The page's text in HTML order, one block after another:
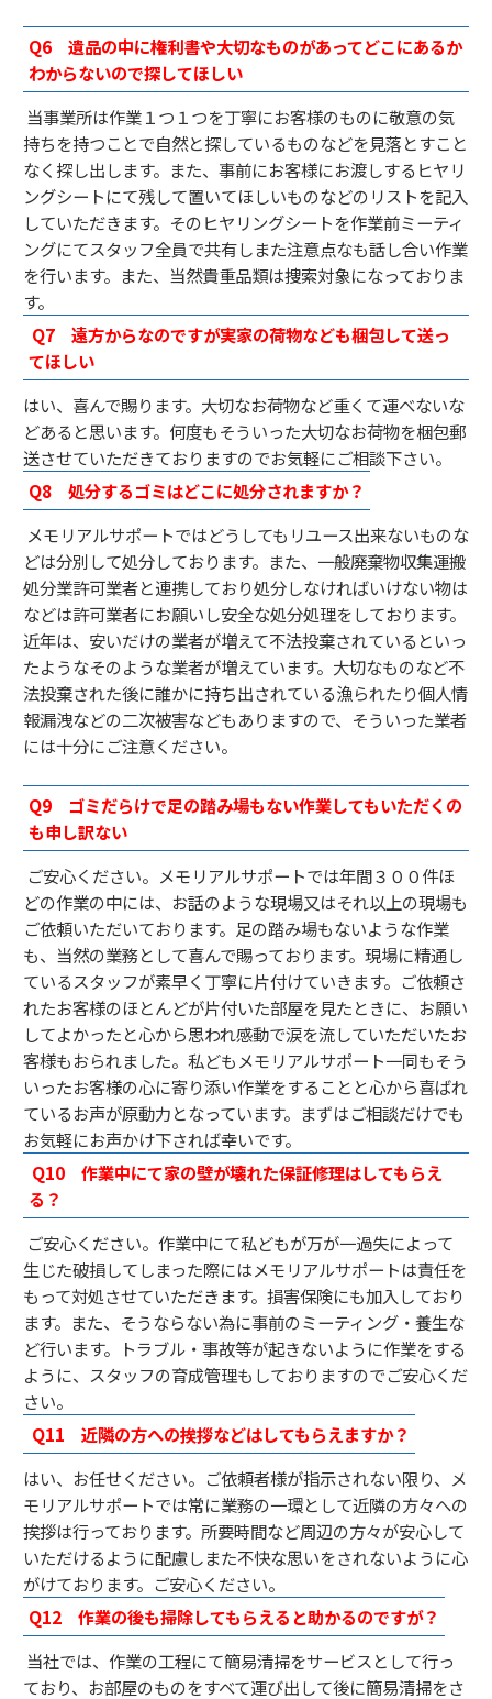
Q6 遺品の中に権利書や大切なものがあってどこにあるか
わからないので探してほしい
当事業所は作業１つ１つを丁寧にお客様のものに敬意の気
持ちを持つことで自然と探しているものなどを見落とすこと
なく探し出します。また、事前にお客様にお渡しするヒヤリ
ングシートにて残して置いてほしいものなどのリストを記入
していただきます。そのヒヤリングシートを作業前ミーティ
ングにてスタッフ全員で共有しまた注意点なも話し合い作業
を行います。また、当然貴重品類は捜索対象になっておりま
す。
Q7 遠方からなのですが実家の荷物なども梱包して送っ
てほしい
はい、喜んで賜ります。大切なお荷物など重くて運べないな
どあると思います。何度もそういった大切なお荷物を梱包郵
送させていただきておりますのでお気軽にご相談下さい。
Q8 処分するゴミはどこに処分されますか？
メモリアルサポートではどうしてもリユース出来ないものな
どは分別して処分しております。また、一般廃棄物収集運搬
処分業許可業者と連携しており処分しなければいけない物は
などは許可業者にお願いし安全な処分処理をしております。
近年は、安いだけの業者が増えて不法投棄されているといっ
たようなそのような業者が増えています。大切なものなど不
法投棄された後に誰かに持ち出されている漁られたり個人情
報漏洩などの二次被害などもありますので、そういった業者
には十分にご注意ください。
Q9 ゴミだらけで足の踏み場もない作業してもいただくの
も申し訳ない
ご安心ください。メモリアルサポートでは年間３００件ほ
どの作業の中には、お話のような現場又はそれ以上の現場も
ご依頼いただいております。足の踏み場もないような作業
も、当然の業務として喜んで賜っております。現場に精通し
ているスタッフが素早く丁寧に片付けていきます。ご依頼さ
れたお客様のほとんどが片付いた部屋を見たときに、お願い
してよかったと心から思われ感動で涙を流していただいたお
客様もおられました。私どもメモリアルサポート一同もそう
いったお客様の心に寄り添い作業をすることと心から喜ばれ
ているお声が原動力となっています。まずはご相談だけでも
お気軽にお声かけ下されば幸いです。
Q10 作業中にて家の壁が壊れた保証修理はしてもらえ
る？
ご安心ください。作業中にて私どもが万が一過失によって
生じた破損してしまった際にはメモリアルサポートは責任を
もって対処させていただきます。損害保険にも加入しており
ます。また、そうならない為に事前のミーティング・養生な
ど行います。トラブル・事故等が起きないように作業をする
ように、スタッフの育成管理もしておりますのでご安心くだ
さい。
Q11 近隣の方への挨拶などはしてもらえますか？
はい、お任せください。ご依頼者様が指示されない限り、メ
モリアルサポートでは常に業務の一環として近隣の方々への
挨拶は行っております。所要時間など周辺の方々が安心して
いただけるように配慮しまた不快な思いをされないように心
がけております。ご安心ください。
Q12 作業の後も掃除してもらえると助かるのですが？
当社では、作業の工程にて簡易清掃をサービスとして行っ
ており、お部屋のものをすべて運び出して後に簡易清掃をさ